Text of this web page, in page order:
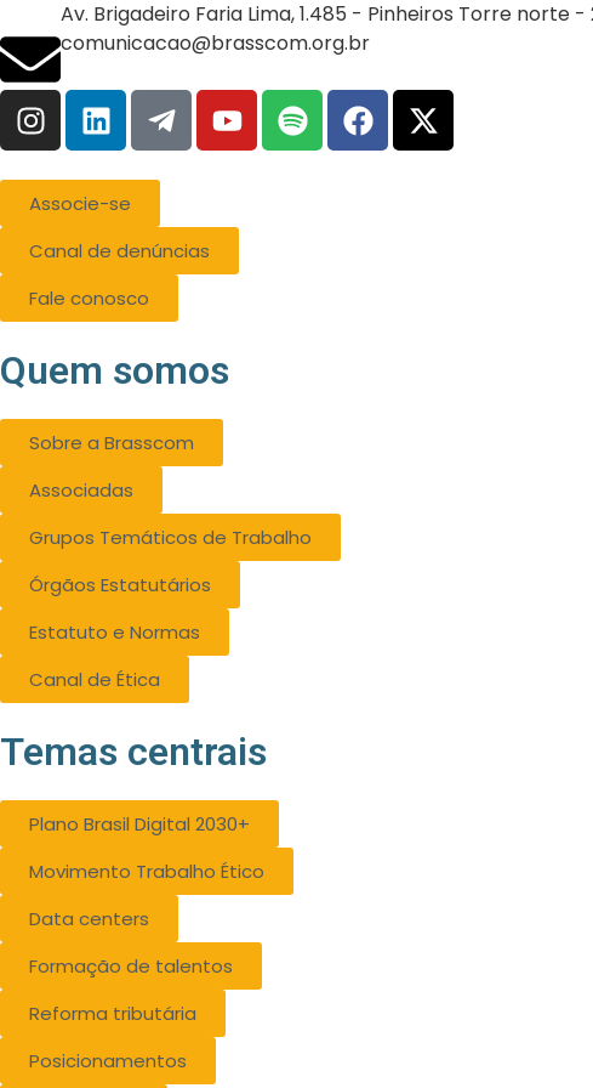
Av. Brigadeiro Faria Lima, 1.485 - Pinheiros Torre norte -
comunicacao@brasscom.org.br
Associe-se
Canal de denúncias
Fale conosco
Quem somos
Sobre a Brasscom
Associadas
Grupos Temáticos de Trabalho
Órgãos Estatutários
Estatuto e Normas
Canal de Ética
Temas centrais
Plano Brasil Digital 2030+
Movimento Trabalho Ético
Data centers
Formação de talentos
Reforma tributária
Posicionamentos